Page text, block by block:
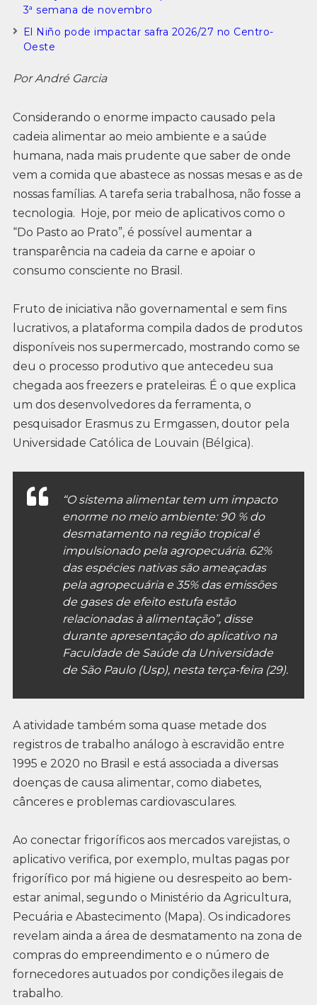
3ª semana de novembro
El Niño pode impactar safra 2026/27 no Centro-
Oeste
Por André Garcia
Considerando o enorme impacto causado pela
cadeia alimentar ao meio ambiente e a saúde
humana, nada mais prudente que saber de onde
vem a comida que abastece as nossas mesas e as de
nossas famílias. A tarefa seria trabalhosa, não fosse a
tecnologia. Hoje, por meio de aplicativos como o
“Do Pasto ao Prato”, é possível aumentar a
transparência na cadeia da carne e apoiar o
consumo consciente no Brasil.
Fruto de iniciativa não governamental e sem fins
lucrativos, a plataforma compila dados de produtos
disponíveis nos supermercado, mostrando como se
deu o processo produtivo que antecedeu sua
chegada aos freezers e prateleiras. É o que explica
um dos desenvolvedores da ferramenta, o
pesquisador Erasmus zu Ermgassen, doutor pela
Universidade Católica de Louvain (Bélgica).
“O sistema alimentar tem um impacto
enorme no meio ambiente: 90 % do
desmatamento na região tropical é
impulsionado pela agropecuária. 62%
das espécies nativas são ameaçadas
pela agropecuária e 35% das emissões
de gases de efeito estufa estão
relacionadas à alimentação”, disse
durante apresentação do aplicativo na
Faculdade de Saúde da Universidade
de São Paulo (Usp), nesta terça-feira (29).
A atividade também soma quase metade dos
registros de trabalho análogo à escravidão entre
1995 e 2020 no Brasil e está associada a diversas
doenças de causa alimentar, como diabetes,
cânceres e problemas cardiovasculares.
Ao conectar frigoríficos aos mercados varejistas, o
aplicativo verifica, por exemplo, multas pagas por
frigorífico por má higiene ou desrespeito ao bem-
estar animal, segundo o Ministério da Agricultura,
Pecuária e Abastecimento (Mapa). Os indicadores
revelam ainda a área de desmatamento na zona de
compras do empreendimento e o número de
fornecedores autuados por condições ilegais de
trabalho.